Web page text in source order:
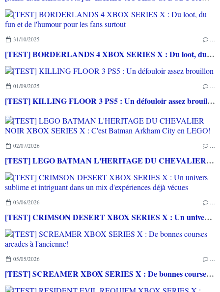
31/10/2025 …
[TEST] BORDERLANDS 4 XBOX SERIES X : Du loot, du fun et de l'humour pour les fans surtout
01/09/2025 …
[TEST] KILLING FLOOR 3 PS5 : Un défouloir assez brouillon
02/07/2026 …
[TEST] LEGO BATMAN L'HERITAGE DU CHEVALIER NOIR XBOX SERIES X : C'est Batman Arkham City en LEGO!
03/06/2026 …
[TEST] CRIMSON DESERT XBOX SERIES X : Un univers sublime et intriguant dans un mix d'expériences déjà vécues
05/05/2026 …
[TEST] SCREAMER XBOX SERIES X : De bonnes courses arcades à l'ancienne!